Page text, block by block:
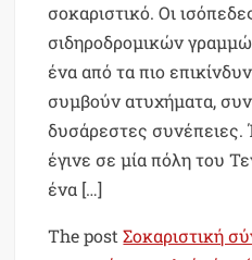
σοκαριστικό. Οι
σιδηροδρομικών
ένα από τα πιο
συμβούν ατυχήματα,
δυσάρεστες συνέπειες.
έγινε σε μία πόλη του
ένα […]
The postΣοκαριστική